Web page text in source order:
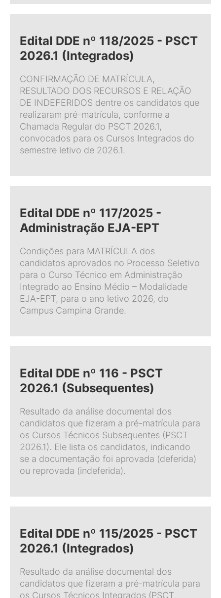
Edital DDE nº 118/2025 - PSCT
2026.1 (Integrados)
CONFIRMAÇÃO DE MATRÍCULA,
RESULTADO DOS RECURSOS E RELAÇÃO
DE INDEFERIDOS dentre os candidatos que
realizaram pré-matrícula, conforme a
Chamada Regular do PSCT 2026.1,
convocados para os Cursos Integrados do
semestre letivo de 2026.1.
Edital DDE nº 117/2025 -
Administração EJA-EPT
Condições para MATRÍCULA dos
candidatos aprovados no Processo Seletivo
para o Curso Técnico em Administração
Integrado ao Ensino Médio – Modalidade
EJA-EPT, para o ano letivo 2026, do
Campus Campina Grande.
Edital DDE nº 116 - PSCT
2026.1 (Subsequentes)
Resultado da análise documental dos
candidatos que fizeram a pré-matrícula para
os Cursos Técnicos Subsequentes (PSCT
2026.1). Ele lista os candidatos, indicando
se a documentação foi aprovada (deferida)
ou reprovada (indeferida).
Edital DDE nº 115/2025 - PSCT
2026.1 (Integrados)
Resultado da análise documental dos
candidatos que fizeram a pré-matrícula para
os Cursos Técnicos Integrados (PSCT